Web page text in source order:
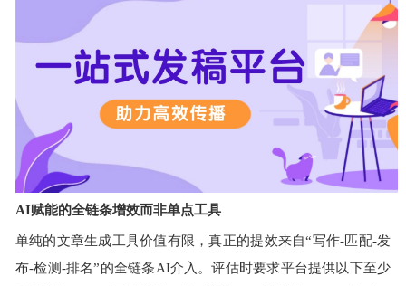
AI赋能的全链条增效而非单点工具
单纯的文章生成工具价值有限，真正的提效来自“写作-匹配-发
布-检测-排名”的全链条AI介入。评估时要求平台提供以下至少